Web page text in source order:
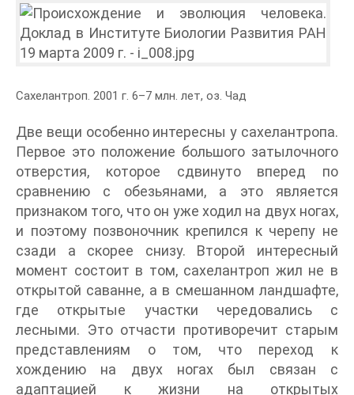
Сахелантроп. 2001 г. 6–7 млн. лет, оз. Чад
Две вещи особенно интересны у сахелантропа.
Первое это положение большого затылочного
отверстия, которое сдвинуто вперед по
сравнению с обезьянами, а это является
признаком того, что он уже ходил на двух ногах,
и поэтому позвоночник крепился к черепу не
сзади а скорее снизу. Второй интересный
момент состоит в том, сахелантроп жил не в
открытой саванне, а в смешанном ландшафте,
где открытые участки чередовались с
лесными. Это отчасти противоречит старым
представлениям о том, что переход к
хождению на двух ногах был связан с
адаптацией к жизни на открытых